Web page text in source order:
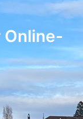
Online-